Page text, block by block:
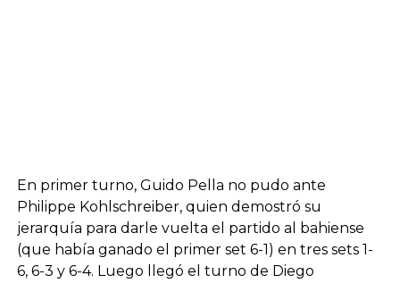
En primer turno, Guido Pella no pudo ante
Philippe Kohlschreiber, quien demostró su
jerarquía para darle vuelta el partido al bahiense
(que había ganado el primer set 6-1) en tres sets 1-
6, 6-3 y 6-4. Luego llegó el turno de Diego